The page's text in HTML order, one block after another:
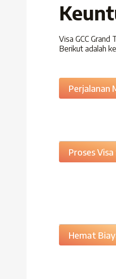
Visa GCC
Berikut adalah
Perjalanan
Proses
Hemat